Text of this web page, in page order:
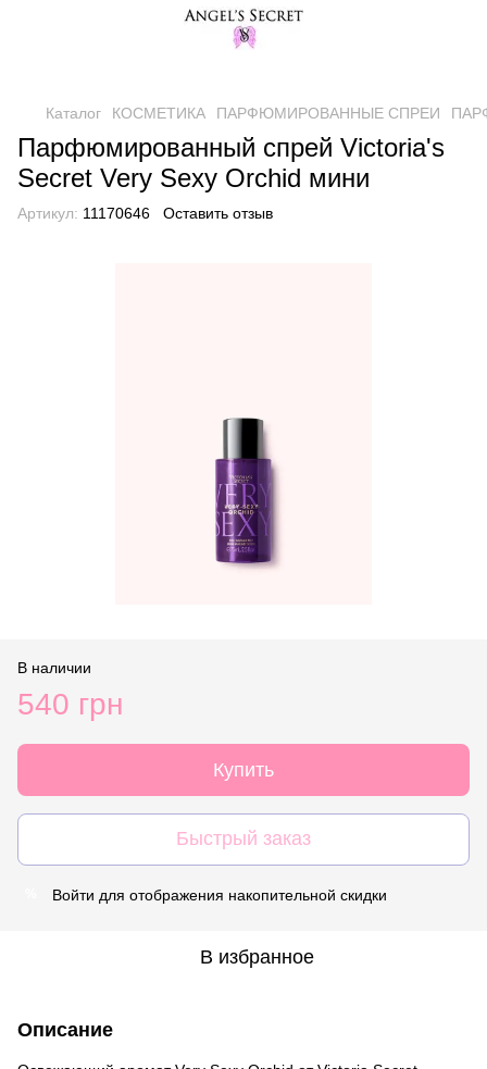
Каталог КОСМЕТИКА ПАРФЮМИРОВАННЫЕ СПРЕИ
Парфюмированный спрей Victoria's
Secret Very Sexy Orchid мини
Артикул: 11170646 Оставить отзыв
В наличии
540 грн
Купить
Быстрый заказ
Войти для отображения накопительной скидки
В избранное
Описание